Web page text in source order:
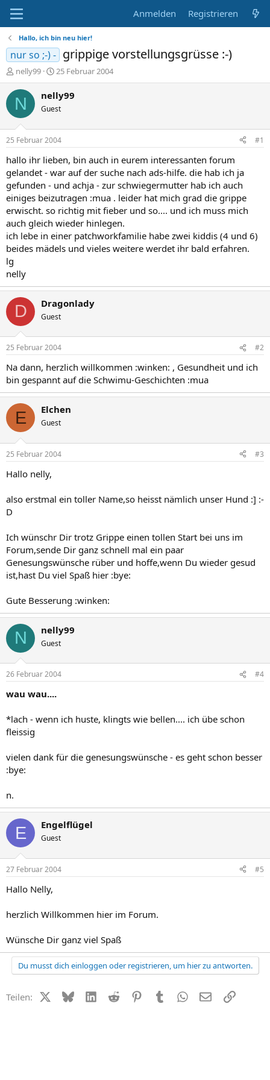
Anmelden Registrieren
Hallo, ich bin neu hier!
nur so ;-) - grippige vorstellungsgrüsse :-)
E
r
s
t
e
r
nelly99
E
r
s
e
l
t
a
25 Februar 2004
N nelly99
Guest
25 Februar 2004 #1
hallo ihr lieben, bin auch in eurem interessanten forum
gelandet - war auf der suche nach ads-hilfe. die hab ich ja
gefunden - und achja - zur schwiegermutter hab ich auch
einiges beizutragen :mua . leider hat mich grad die grippe
erwischt. so richtig mit fieber und so.... und ich muss mich
auch gleich wieder hinlegen.
ich lebe in einer patchworkfamilie habe zwei kiddis (4 und 6)
beides mädels und vieles weitere werdet ihr bald erfahren.
lg
nelly
D Dragonlady
Guest
25 Februar 2004 #2
Na dann, herzlich willkommen :winken: , Gesundheit und ich
bin gespannt auf die Schwimu-Geschichten :mua
E Elchen
Guest
25 Februar 2004 #3
Hallo nelly,
also erstmal ein toller Name,so heisst nämlich unser Hund :] :-
D
Ich wünschr Dir trotz Grippe einen tollen Start bei uns im
Forum,sende Dir ganz schnell mal ein paar
Genesungswünsche rüber und hoffe,wenn Du wieder gesud
ist,hast Du viel Spaß hier :bye:
Gute Besserung :winken:
N nelly99
Guest
26 Februar 2004 #4
wau wau....
*lach - wenn ich huste, klingts wie bellen.... ich übe schon
fleissig
vielen dank für die genesungswünsche - es geht schon besser
:bye:
n.
E Engelflügel
Guest
27 Februar 2004 #5
Hallo Nelly,
herzlich Willkommen hier im Forum.
Wünsche Dir ganz viel Spaß
Du musst dich einloggen oder registrieren, um hier zu antworten.
Teilen: X (Twitter)
BlueskyLinkedIn
Reddit PinterestTumblr WhatsApp
E-MailLink